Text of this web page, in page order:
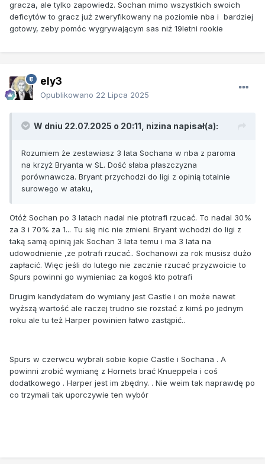
gracza, ale tylko zapowiedz. Sochan mimo wszystkich swoich
deficytów to gracz już zweryfikowany na poziomie nba i bardziej
gotowy, zeby pomóc wygrywającym sas niż 19letni rookie
ely3
Opublikowano 22 Lipca 2025
W dniu 22.07.2025 o 20:11, nizina napisał(a):
Rozumiem że zestawiasz 3 lata Sochana w nba z paroma
na krzyż Bryanta w SL. Dość słaba płaszczyzna
porównawcza. Bryant przychodzi do ligi z opinią totalnie
surowego w ataku,
Otóż Sochan po 3 latach nadal nie ptotrafi rzucać. To nadal 30%
za 3 i 70% za 1... Tu się nic nie zmieni. Bryant wchodzi do ligi z
taką samą opinią jak Sochan 3 lata temu i ma 3 lata na
udowodnienie ,ze potrafi rzucać.. Sochanowi za rok musisz dużo
zapłacić. Więc jeśli do lutego nie zacznie rzucać przyzwoicie to
Spurs powinni go wymieniac za kogoś kto potrafi
Drugim kandydatem do wymiany jest Castle i on może nawet
wyższą wartość ale raczej trudno sie rozstać z kimś po jednym
roku ale tu też Harper powinien łatwo zastąpić..
Spurs w czerwcu wybrali sobie kopie Castle i Sochana . A
powinni zrobić wymianę z Hornets brać Knueppela i coś
dodatkowego . Harper jest im zbędny. . Nie weim tak naprawdę po
co trzymali tak uporczywie ten wybór